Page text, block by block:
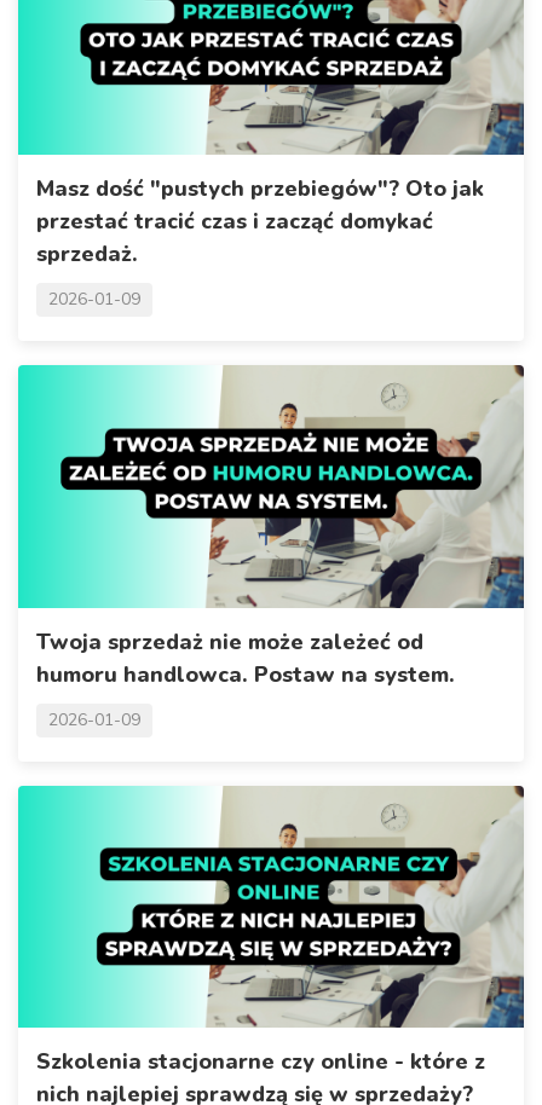
Masz dość "pustych przebiegów"? Oto jak
przestać tracić czas i zacząć domykać
sprzedaż.
2026-01-09
Twoja sprzedaż nie może zależeć od
humoru handlowca. Postaw na system.
2026-01-09
Szkolenia stacjonarne czy online - które z
nich najlepiej sprawdzą się w sprzedaży?